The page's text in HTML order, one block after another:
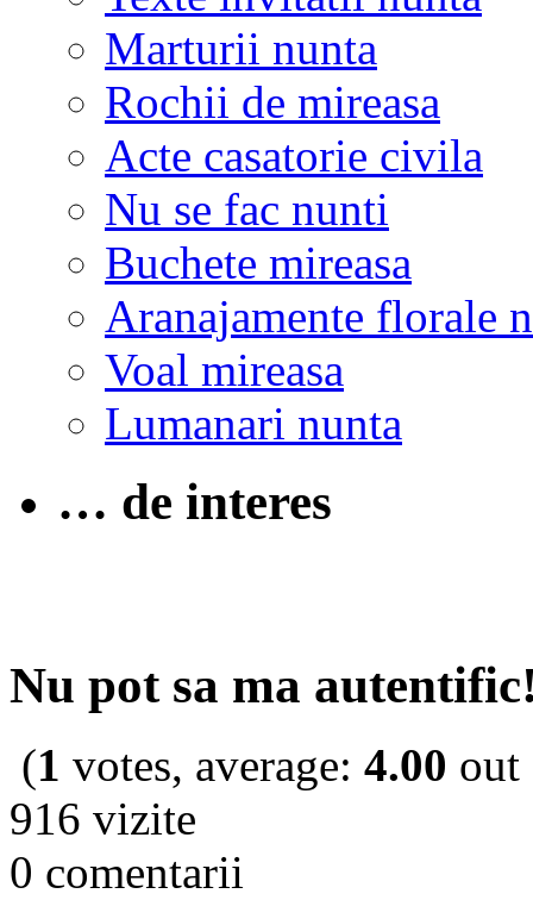
Marturii nunta
Rochii de mireasa
Acte casatorie civila
Nu se fac nunti
Buchete mireasa
Aranajamente florale
Voal mireasa
Lumanari nunta
… de interes
Nu pot sa ma
(1 votes, average: 4.00 out
916 vizite
0 comentarii